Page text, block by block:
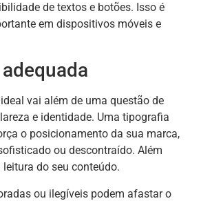
de textos e botões. Isso é
em dispositivos móveis e
vai além de uma questão de
e identidade. Uma tipografia
o posicionamento da sua marca,
ou descontraído. Além
do seu conteúdo.
ou ilegíveis podem afastar o